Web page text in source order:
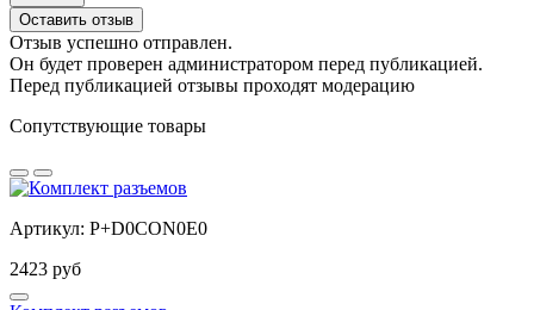
Оставить отзыв
Отзыв успешно отправлен.
Он будет проверен администратором перед публикацией.
Перед публикацией отзывы проходят модерацию
Сопутствующие товары
Артикул: P+D0CON0E0
2423 руб